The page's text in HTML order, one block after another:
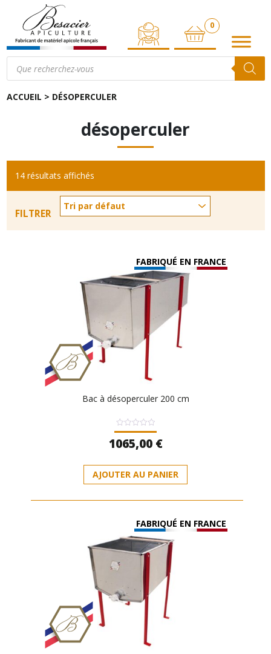
0
ARTICLE
Recherche
produits
ACCUEIL > DÉSOPERCULER
désoperculer
14 résultats affichés
FILTRER
FABRIQUÉ EN FRANCE
Bac à désoperculer 200 cm
Note
0
sur
1065,00 €
AJOUTER AU PANIER
FABRIQUÉ EN FRANCE